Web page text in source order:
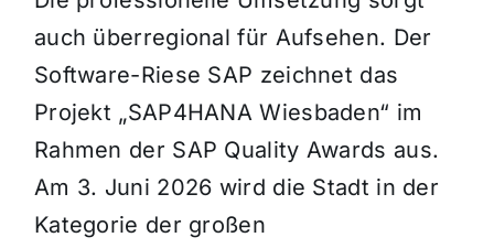
auch überregional für Aufsehen. Der
Software-Riese SAP zeichnet das
Projekt „SAP4HANA Wiesbaden“ im
Rahmen der SAP Quality Awards aus.
Am 3. Juni 2026 wird die Stadt in der
Kategorie der großen